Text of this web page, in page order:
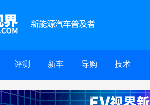
评测 新车 导购 技术